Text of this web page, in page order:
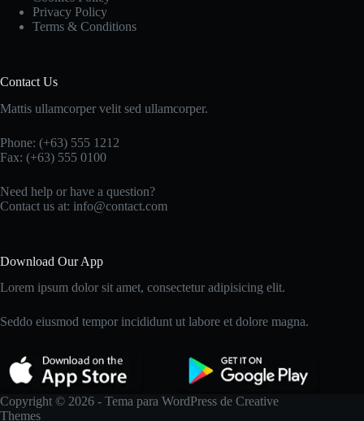
Privacy Policy
Terms & Conditions
Contact Us
Mattis ullamcorper velit sed ullamcorper.
Phone: (+63) 555 1212
Fax: (+63) 555 0100
Need help or have a question?
Contact us at: info@contact.com
Download Our App
Lorem ipsum dolor sit amet, consectetur adipisicing elit.
Seddo eiusmod tempor incididunt ut labore et dolore magna.
Copyright © 2026 - Tema para WordPress de Creative
Themes